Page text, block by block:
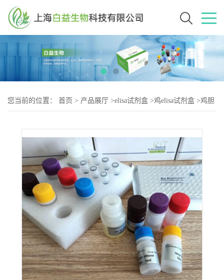
您当前的位置： 首页 > 产品展厅 >elisa试剂盒 >鸡elisa试剂盒 >鸡胆